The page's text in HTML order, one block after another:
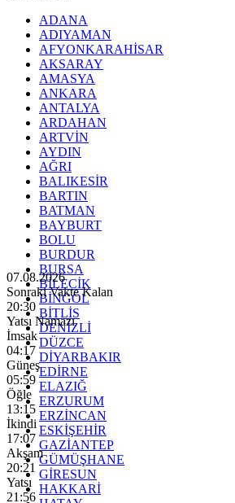
ADANA
ADIYAMAN
AFYONKARAHİSAR
AKSARAY
AMASYA
ANKARA
ANTALYA
ARDAHAN
ARTVİN
AYDIN
AĞRI
BALIKESİR
BARTIN
BATMAN
BAYBURT
BOLU
BURDUR
BURSA
BİLECİK
BİNGÖL
BİTLİS
DENİZLİ
DÜZCE
DİYARBAKIR
EDİRNE
ELAZIĞ
ERZURUM
ERZİNCAN
ESKİŞEHİR
GAZİANTEP
GÜMÜŞHANE
GİRESUN
HAKKARİ
07.08.2026
Sonraki Vakte Kalan
20:29
Yatsı Namazı
İmsak
04:17
Güneş
05:59
Öğle
13:15
İkindi
17:07
Akşam
20:21
Yatsı
21:56